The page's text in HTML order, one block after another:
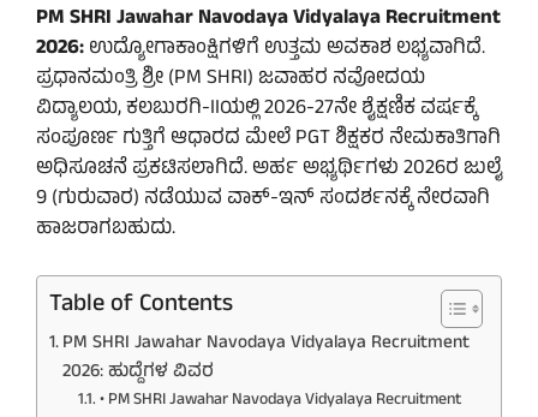
PM SHRI Jawahar Navodaya Vidyalaya Recruitment
2026:ಉದ್ಯೋಗಾಕಾಂಕ್ಷಿಗಳಿಗೆ ಉತ್ತಮ ಅವಕಾಶ ಲಭ್ಯವಾಗಿದೆ.
ಪ್ರಧಾನಮಂತ್ರಿ ಶ್ರೀ (PM SHRI) ಜವಾಹರ ನವೋದಯ
ವಿದ್ಯಾಲಯ, ಕಲಬುರಗಿ-IIಯಲ್ಲಿ 2026-27ನೇ ಶೈಕ್ಷಣಿಕ ವರ್ಷಕ್ಕೆ
ಸಂಪೂರ್ಣ ಗುತ್ತಿಗೆ ಆಧಾರದ ಮೇಲೆ PGT ಶಿಕ್ಷಕರ ನೇಮಕಾತಿಗಾಗಿ
ಅಧಿಸೂಚನೆ ಪ್ರಕಟಿಸಲಾಗಿದೆ. ಅರ್ಹ ಅಭ್ಯರ್ಥಿಗಳು 2026ರ ಜುಲೈ
9 (ಗುರುವಾರ) ನಡೆಯುವ ವಾಕ್-ಇನ್ ಸಂದರ್ಶನಕ್ಕೆ ನೇರವಾಗಿ
ಹಾಜರಾಗಬಹುದು.
Table of Contents
PM SHRI Jawahar Navodaya Vidyalaya Recruitment
2026: ಹುದ್ದೆಗಳ ವಿವರ
• PM SHRI Jawahar Navodaya Vidyalaya Recruitment